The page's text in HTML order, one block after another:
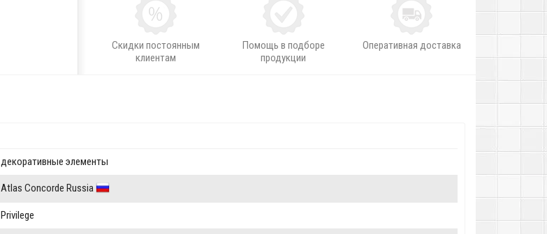
Скидки постоянным
клиентам
Помощь в подборе
продукции
Оперативная доставка
декоративные элементы
Atlas Concorde Russia
Privilege